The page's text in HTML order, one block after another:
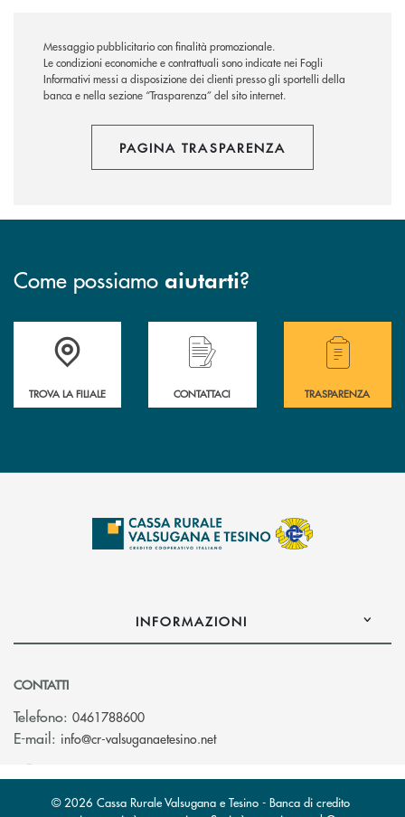
Messaggio pubblicitario con finalità promozionale.
Le condizioni economiche e contrattuali sono indicate nei Fogli
Informativi messi a disposizione dei clienti presso gli sportelli della
banca e nella sezione “Trasparenza” del sito internet.
PAGINA TRASPARENZA
Come possiamo aiutarti?
Accedi all' elenco completo delle filiali .
TROVA LA FILIALE
Hai bisogno di assistenza immediata?
CONTATTACI
Hai bisogno di
TRASPARENZA
INFORMAZIONI
CONTATTI
Telefono: 0461788600
E-mail: info@cr-valsuganaetesino.net(si apre l’app di posta
© 2026 Cassa Rurale Valsugana e Tesino - Banca di credito